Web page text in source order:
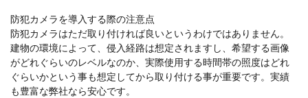
防犯カメラを導入する際の注意点
防犯カメラはただ取り付ければ良いというわけではありません。
建物の環境によって、侵入経路は想定されますし、希望する画像
がどれぐらいのレベルなのか、実際使用する時間帯の照度はどれ
ぐらいかという事も想定してから取り付ける事が重要です。実績
も豊富な弊社なら安心です。